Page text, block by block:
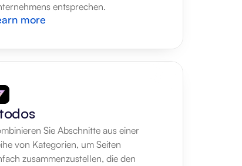
entsprechen.
more
Sie Abschnitte aus einer
von Kategorien, um Seiten
zusammenzustellen, die den